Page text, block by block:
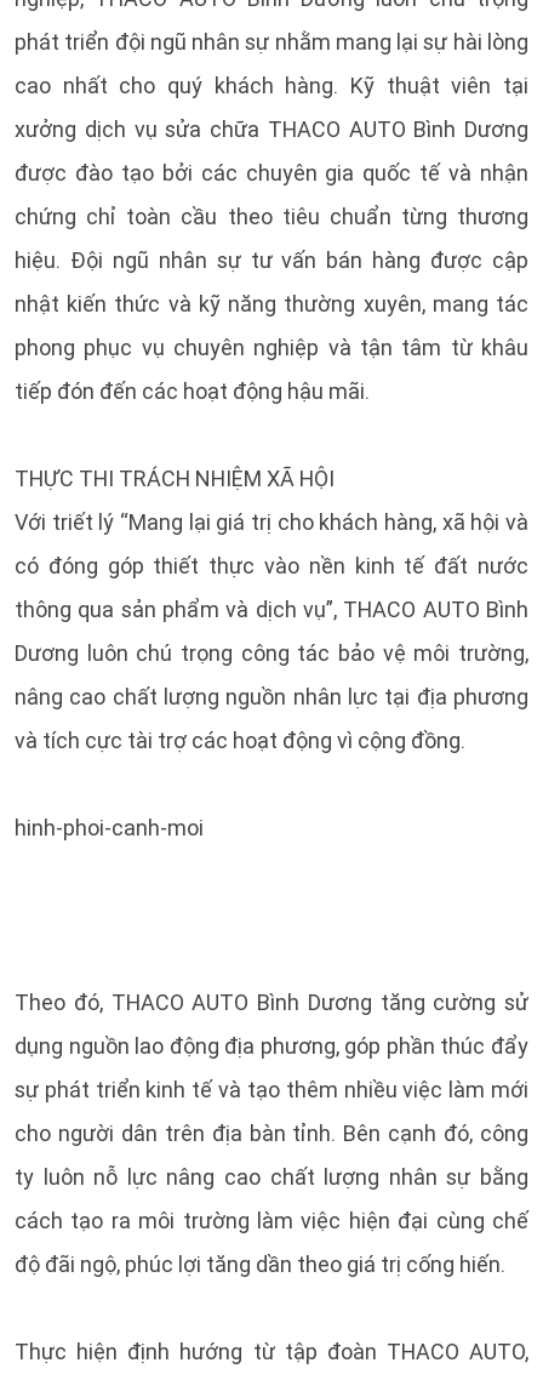
phát triển đội ngũ nhân sự nhằm mang lại sự hài lòng
cao nhất cho quý khách hàng. Kỹ thuật viên tại
xưởng dịch vụ sửa chữa THACO AUTO Bình Dương
được đào tạo bởi các chuyên gia quốc tế và nhận
chứng chỉ toàn cầu theo tiêu chuẩn từng thương
hiệu. Đội ngũ nhân sự tư vấn bán hàng được cập
nhật kiến thức và kỹ năng thường xuyên, mang tác
phong phục vụ chuyên nghiệp và tận tâm từ khâu
tiếp đón đến các hoạt động hậu mãi.
THỰC THI TRÁCH NHIỆM XÃ HỘI
Với triết lý “Mang lại giá trị cho khách hàng, xã hội và
có đóng góp thiết thực vào nền kinh tế đất nước
thông qua sản phẩm và dịch vụ”, THACO AUTO Bình
Dương luôn chú trọng công tác bảo vệ môi trường,
nâng cao chất lượng nguồn nhân lực tại địa phương
và tích cực tài trợ các hoạt động vì cộng đồng.
hinh-phoi-canh-moi
Theo đó, THACO AUTO Bình Dương tăng cường sử
dụng nguồn lao động địa phương, góp phần thúc đẩy
sự phát triển kinh tế và tạo thêm nhiều việc làm mới
cho người dân trên địa bàn tỉnh. Bên cạnh đó, công
ty luôn nỗ lực nâng cao chất lượng nhân sự bằng
cách tạo ra môi trường làm việc hiện đại cùng chế
độ đãi ngộ, phúc lợi tăng dần theo giá trị cống hiến.
Thực hiện định hướng từ tập đoàn THACO AUTO,